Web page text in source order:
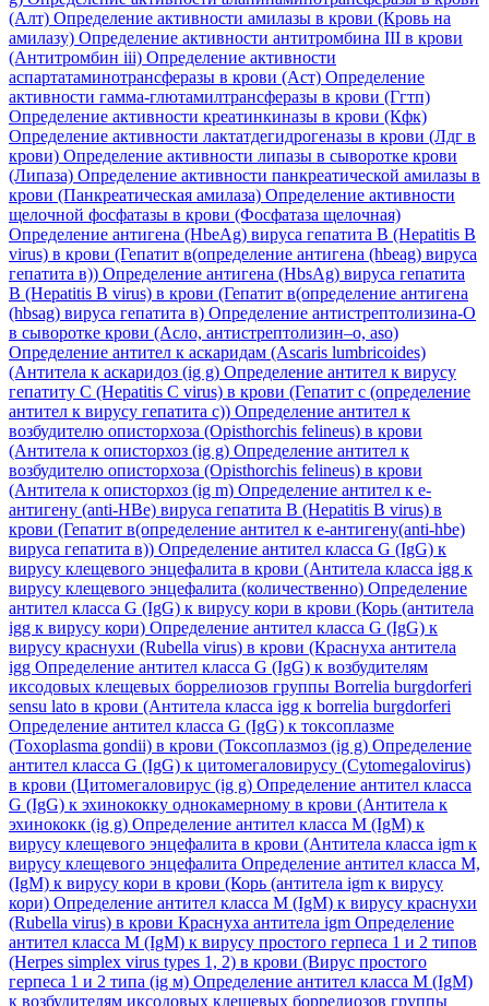
(Алт) Определение активности амилазы в крови (Кровь на
амилазу) Определение активности антитромбина III в крови
(Антитромбин iii) Определение активности
аспартатаминотрансферазы в крови (Аст) Определение
активности гамма-глютамилтрансферазы в крови (Ггтп)
Определение активности креатинкиназы в крови (Кфк)
Определение активности лактатдегидрогеназы в крови (Лдг в
крови) Определение активности липазы в сыворотке крови
(Липаза) Определение активности панкреатической амилазы в
крови (Панкреатическая амилаза) Определение активности
щелочной фосфатазы в крови (Фосфатаза щелочная)
Определение антигена (HbeAg) вируса гепатита B (Hepatitis B
virus) в крови (Гепатит в(определение антигена (hbeag) вируса
гепатита в)) Определение антигена (HbsAg) вируса гепатита
B (Hepatitis B virus) в крови (Гепатит в(определение антигена
(hbsag) вируса гепатита в) Определение антистрептолизина-О
в сыворотке крови (Асло, антистрептолизин–о, aso)
Определение антител к аскаридам (Ascaris lumbricoides)
(Антитела к аскаридоз (ig g) Определение антител к вирусу
гепатиту C (Hepatitis C virus) в крови (Гепатит с (определение
антител к вирусу гепатита с)) Определение антител к
возбудителю описторхоза (Opisthorchis felineus) в крови
(Антитела к описторхоз (ig g) Определение антител к
возбудителю описторхоза (Opisthorchis felineus) в крови
(Антитела к описторхоз (ig m) Определение антител к е-
антигену (anti-HBe) вируса гепатита B (Hepatitis B virus) в
крови (Гепатит в(определение антител к е-антигену(anti-hbe)
вируса гепатита в)) Определение антител класса G (IgG) к
вирусу клещевого энцефалита в крови (Антитела класса igg к
вирусу клещевого энцефалита (количественно) Определение
антител класса G (IgG) к вирусу кори в крови (Корь (антитела
igg к вирусу кори) Определение антител класса G (IgG) к
вирусу краснухи (Rubella virus) в крови (Краснуха антитела
igg Определение антител класса G (IgG) к возбудителям
иксодовых клещевых боррелиозов группы Borrelia burgdorferi
sensu lato в крови (Антитела класса igg к borrelia burgdorferi
Определение антител класса G (IgG) к токсоплазме
(Toxoplasma gondii) в крови (Токсоплазмоз (ig g) Определение
антител класса G (IgG) к цитомегаловирусу (Cytomegalovirus)
в крови (Цитомегаловирус (ig g) Определение антител класса
G (IgG) к эхинококку однокамерному в крови (Антитела к
эхинококк (ig g) Определение антител класса M (IgM) к
вирусу клещевого энцефалита в крови (Антитела класса igm к
вирусу клещевого энцефалита Определение антител класса M,
(IgM) к вирусу кори в крови (Корь (антитела igm к вирусу
кори) Определение антител класса M (IgM) к вирусу краснухи
(Rubella virus) в крови Краснуха антитела igm Определение
антител класса M (IgM) к вирусу простого герпеса 1 и 2 типов
(Herpes simplex virus types 1, 2) в крови (Вирус простого
герпеса 1 и 2 типа (ig м) Определение антител класса M (IgM)
к возбудителям иксодовых клещевых боррелиозов группы